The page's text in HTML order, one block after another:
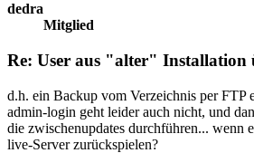
dedra
Mitglied
Re: User aus "alter" Installation
d.h. ein Backup vom Verzeichnis per FTP
admin-login geht leider auch nicht, und
die zwischenupdates durchführen... wenn
live-Server zurückspielen?